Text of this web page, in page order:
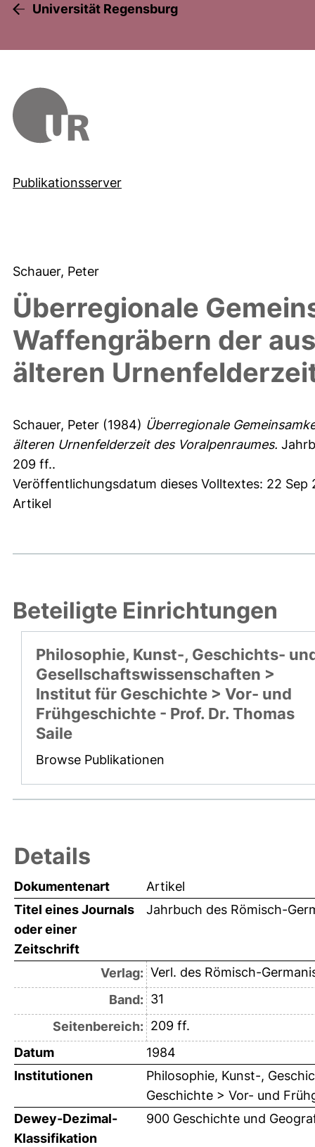
Universität Regensburg
Publikationsserver
Schauer, Peter
Überregionale
Waffengräbern der
älteren
Schauer, Peter (1984) Überregionale
älteren Urnenfelderzeit des Voralpenraumes.
209 ff..
Veröffentlichungsdatum dieses Volltextes: 22 Sep
Artikel
Beteiligte Einrichtungen
Philosophie, Kunst-, Geschichts-
Gesellschaftswissenschaften >
Institut für Geschichte > Vor- und
Frühgeschichte - Prof. Dr. Thomas
Saile
Browse Publikationen
Details
Dokumentenart
Artikel
Titel eines Journals
oder einer
Zeitschrift
Jahrbuch des Römisch-
Verlag: Verl. des Römisch-
Band: 31
Seitenbereich: 209 ff.
Datum
1984
Institutionen
Philosophie, Kunst-,
Geschichte > Vor- und
Dewey-Dezimal-
Klassifikation
900 Geschichte und